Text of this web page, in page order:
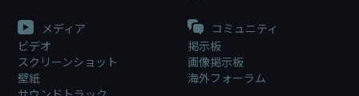
メディア
ビデオ
スクリーンショット
壁紙
コミュニティ
掲示板
画像掲示板
海外フォーラム